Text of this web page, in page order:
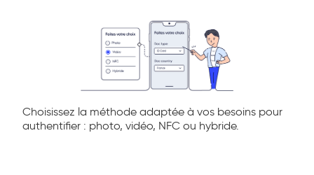
Choisissez la méthode adaptée à vos besoins pour
authentifier : photo, vidéo, NFC ou hybride.